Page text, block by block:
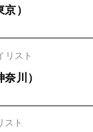
）
リスト
川）
スト